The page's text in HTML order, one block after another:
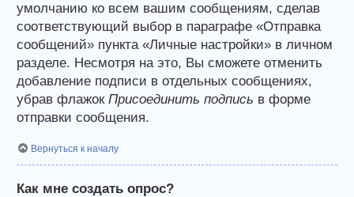
умолчанию ко всем вашим сообщениям, сделав
соответствующий выбор в параграфе «Отправка
сообщений» пункта «Личные настройки» в личном
разделе. Несмотря на это, Вы сможете отменить
добавление подписи в отдельных сообщениях,
убрав флажок Присоединить подпись в форме
отправки сообщения.
Вернуться к началу
Как мне создать опрос?